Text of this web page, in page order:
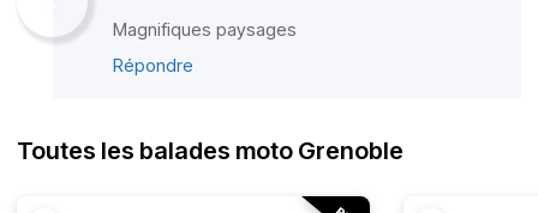
Magnifiques paysages
Répondre
Toutes les balades moto Grenoble